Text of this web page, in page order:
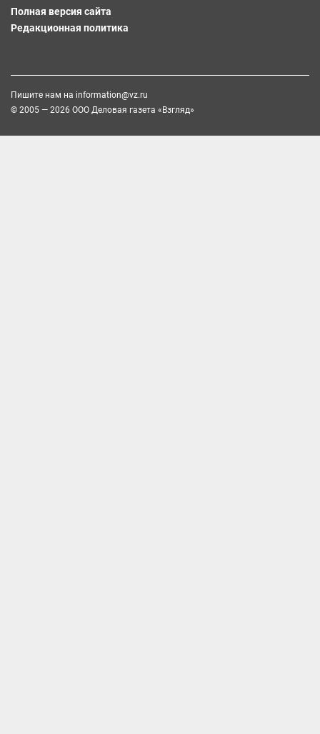
Полная версия сайта
Редакционная политика
Пишите нам на information@vz.ru
© 2005 — 2026 ООО Деловая газета «Взгляд»